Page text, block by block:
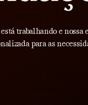
trabalhando e nossa
para as